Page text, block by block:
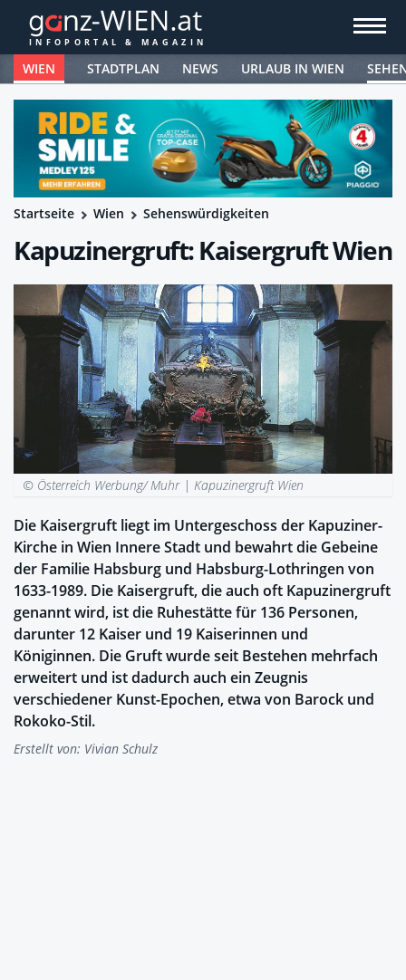
WIEN STADTPLAN NEWS URLAUB IN WIEN
Startseite Wien Sehenswürdigkeiten
Kapuzinergruft: Kaisergruft Wien
© Österreich Werbung/ Muhr |Kapuzinergruft Wien
Die Kaisergruft liegt im Untergeschoss der Kapuziner-
Kirche in Wien Innere Stadt und bewahrt die Gebeine
der Familie Habsburg und Habsburg-Lothringen von
1633-1989. Die Kaisergruft, die auch oft Kapuzinergruft
genannt wird, ist die Ruhestätte für 136 Personen,
darunter 12 Kaiser und 19 Kaiserinnen und
Königinnen. Die Gruft wurde seit Bestehen mehrfach
erweitert und ist dadurch auch ein Zeugnis
verschiedener Kunst-Epochen, etwa von Barock und
Rokoko-Stil.
Erstellt von: Vivian Schulz